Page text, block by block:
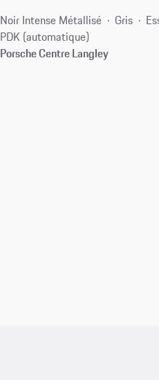
Noir Intense Métallisé Gris
PDK (automatique)
Porsche Centre Langley